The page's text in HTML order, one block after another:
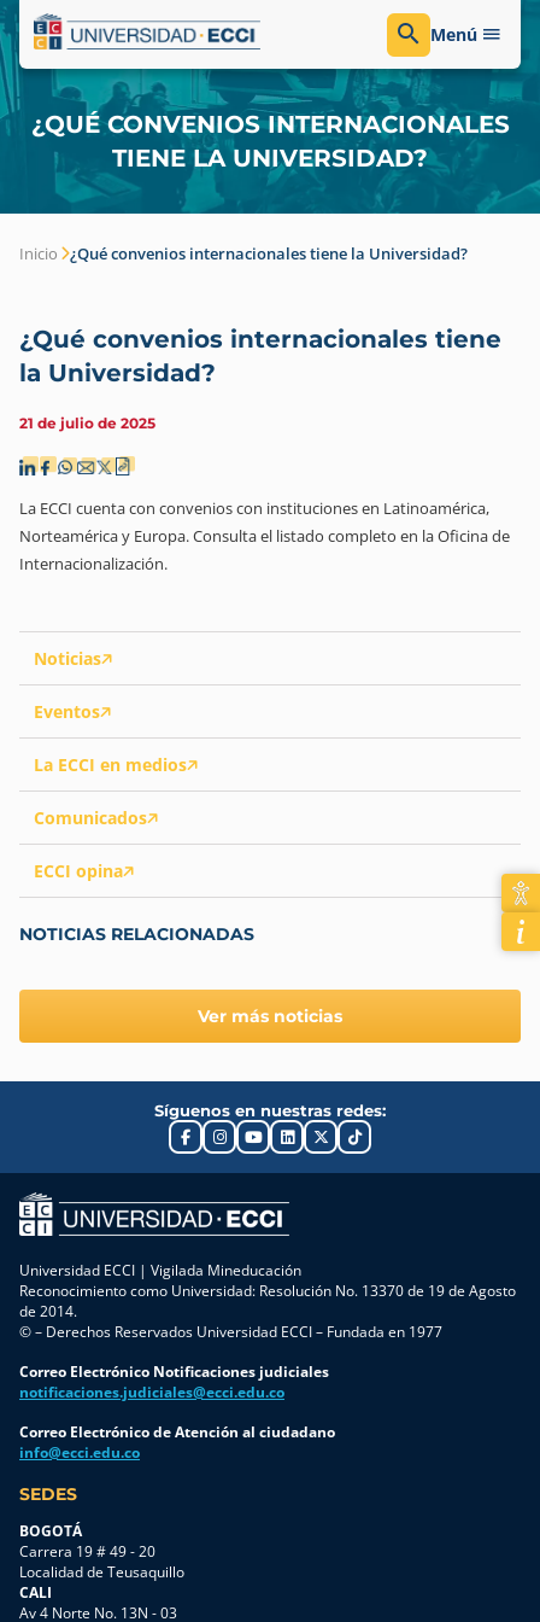
Menú
¿QUÉ CONVENIOS INTERNACIONALES
TIENE LA UNIVERSIDAD?
Inicio ¿Qué convenios internacionales tiene la Universidad?
Noticias
Eventos
La ECCI en medios
Comunicados
ECCI opina
NOTICIAS RELACIONADAS
Ver más noticias
¿Qué convenios internacionales tiene
la Universidad?
21 de julio de 2025
La ECCI cuenta con convenios con instituciones en Latinoamérica,
Norteamérica y Europa. Consulta el listado completo en la Oficina de
Internacionalización.
Síguenos en nuestras redes:
Universidad ECCI | Vigilada Mineducación
Reconocimiento como Universidad: Resolución No. 13370 de 19 de Agosto
de 2014.
© – Derechos Reservados Universidad ECCI – Fundada en 1977
Correo Electrónico Notificaciones judiciales
notificaciones.judiciales@ecci.edu.co
Correo Electrónico de Atención al ciudadano
info@ecci.edu.co
SEDES
BOGOTÁ
Carrera 19 # 49 - 20
Localidad de Teusaquillo
CALI
Av 4 Norte No. 13N - 03